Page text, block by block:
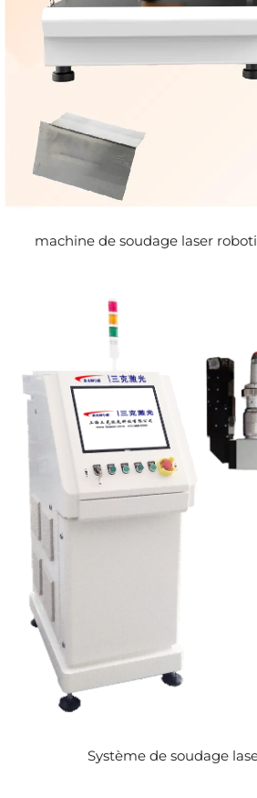
machine de soudage laser
Système de soudage